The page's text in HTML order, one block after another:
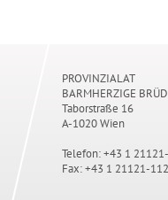
PROVINZIALAT
BARMHERZIGE
Taborstraße 16
A-1020 Wien
Telefon: +43 1
Fax: +43 1 21121-